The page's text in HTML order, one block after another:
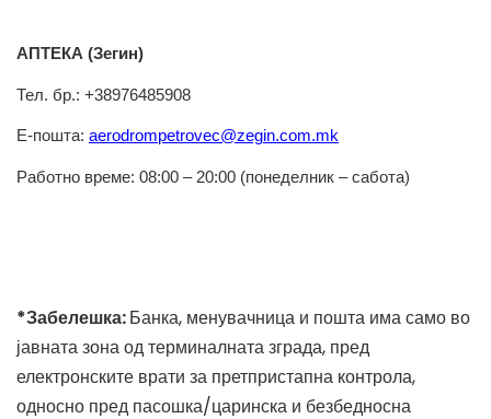
АПТЕКА (Зегин)
Тел. бр.: +38976485908
Е-пошта: aerodrompetrovec@zegin.com.mk
Работно време: 08:00 – 20:00 (понеделник – сабота)
*Забелешка:Банка, менувачница и пошта има само во
јавната зона од терминалната зграда, пред
електронските врати за претпристапна контрола,
односно пред пасошка/царинска и безбедносна